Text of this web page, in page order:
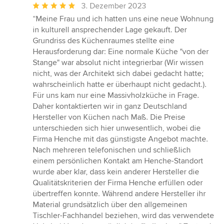
Durchschnittliche
Bewertung:
5
von
5
Sternen
3. Dezember 2023
“Meine Frau und ich hatten uns eine neue Wohnung
in kulturell ansprechender Lage gekauft. Der
Grundriss des Küchenraumes stellte eine
Herausforderung dar: Eine normale Küche "von der
Stange" war absolut nicht integrierbar (Wir wissen
nicht, was der Architekt sich dabei gedacht hatte;
wahrscheinlich hatte er überhaupt nicht gedacht.).
Für uns kam nur eine Massivholzküche in Frage.
Daher kontaktierten wir in ganz Deutschland
Hersteller von Küchen nach Maß. Die Preise
unterschieden sich hier unwesentlich, wobei die
Firma Henche mit das günstigste Angebot machte.
Nach mehreren telefonischen und schließlich
einem persönlichen Kontakt am Henche-Standort
wurde aber klar, dass kein anderer Hersteller die
Qualitätskriterien der Firma Henche erfüllen oder
übertreffen konnte. Während andere Hersteller ihr
Material grundsätzlich über den allgemeinen
Tischler-Fachhandel beziehen, wird das verwendete